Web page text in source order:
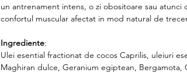
un antrenament intens, o zi obositoare sau atunci
confortul muscular afectat in mod natural de
Ingrediente:
Ulei esential fractionat de cocos Caprilis, uleiuri
Maghiran dulce, Geranium egiptean, Bergamota,